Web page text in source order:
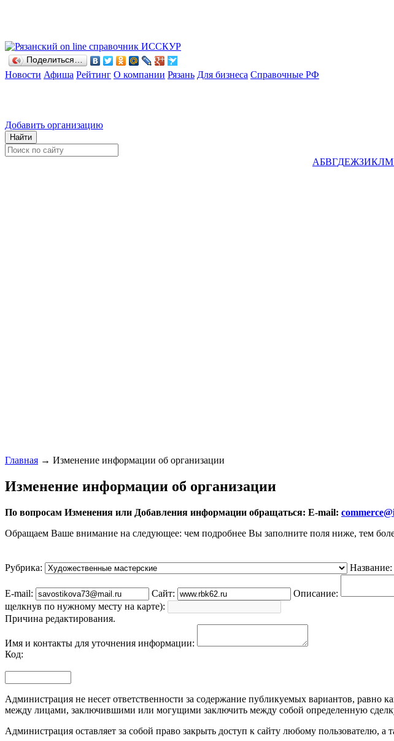
Поделиться…
Новости Афиша Рейтинг О компании Рязань Для бизнеса Справочные РФ
Добавить организацию
АБВГДЕЖЗИКЛМ
Главная → Изменение информации об организации
Изменение информации об организации
По вопросам Изменения или Добавления информации обращаться: E-mail:
Обращаем Ваше внимание на следующее: чем подробнее Вы заполните поля ниже, тем
Рубрика: Название:
E-mail: Сайт: Описание:
щелкнув по нужному месту на карте):
Причина редактирования.
Имя и контакты для уточнения информации:
Код:
Администрация не несет ответственности за содержание публикуемых вариантов, равно
между лицами, заключившими или могущими заключить между собой определенную
Администрация оставляет за собой право закрыть доступ к сайту любому